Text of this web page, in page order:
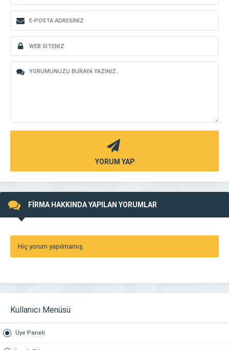
YORUM YAP
FİRMA HAKKINDA YAPILAN YORUMLAR
Hiç yorum yapılmamış.
Kullanıcı Menüsü
Üye Paneli